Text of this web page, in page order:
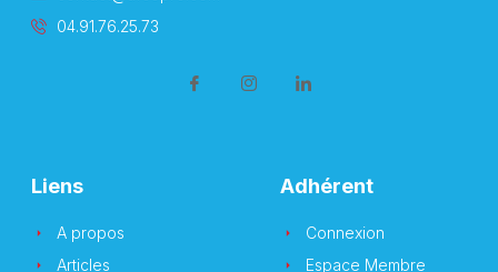
04.91.76.25.73
Liens
A propos
Articles
Adhérent
Connexion
Espace Membre